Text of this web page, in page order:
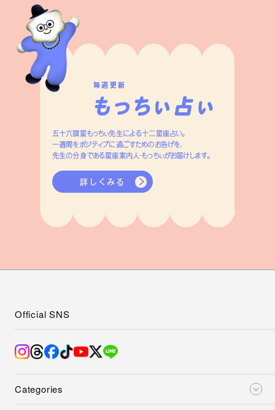
毎週更新
五十六謀星もっちぃ先生による十二星座占い。
一週間をポジティブに過ごすためのお告げを、
先生の分身である星座案内人・もっちぃがお届けします。
詳しくみる
Categories
Official SNS